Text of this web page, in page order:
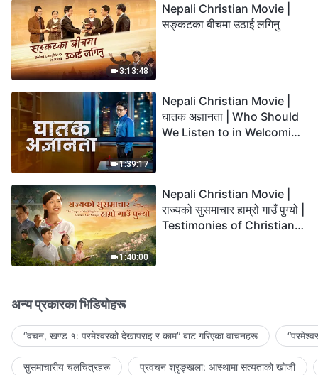
3:13:48
Nepali Christian Movie |
सङ्कटका बीचमा उठाई लगिनु
1:39:17
Nepali Christian Movie |
घातक अज्ञानता | Who Should
We Listen to in Welcoming
1:40:00
Nepali Christian Movie |
राज्यको सुसमाचार हाम्रो गाउँ पुग्यो |
Testimonies of Christians
अन्य प्रकारका भिडियोहरू
“वचन, खण्ड १: परमेश्‍वरको देखापराइ र काम” बाट गरिएका वाचनहरू
सुसमाचारीय चलचित्रहरू प्रवचन श्रृङ्खला: आस्थामा सत्यताको खोजी